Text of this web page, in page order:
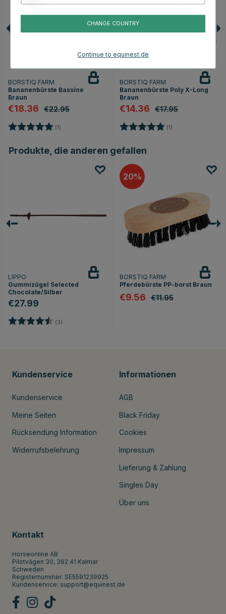
BORSTIQ FARM
Bananenbürste Bassine
Braun
€18.36 €22.95
Bewertung: (1)
BORSTIQ FARM
Bananenbürste Poly X-Long
Braun
€14.36 €17.95
Bewertung: (1)
Produkte, die anderen gefallen
LIPPO
Gummizügel Selected
Chocolate/Silber
€27.99
Bewertung: (3)
20
BORSTIQ FARM
Pferdebürste PP-borst Braun
€9.56 €11.95
Kundenservice
Kundenservice
Meine Seiten
Rücksendung Information
Widerrufsbelehrung
Informationen
AGB
Black Friday
Cookies
Impressum
Lieferung & Zahlung
Singles Day
Über uns
Kontakt
Horseonline AB
Pilotvägen 30, 392 41 Kalmar
Schweden
Registernummer: SE5591239925
Kundenservice: support@equinest.de
CHANGE COUNTRY
Continue to equinest.de